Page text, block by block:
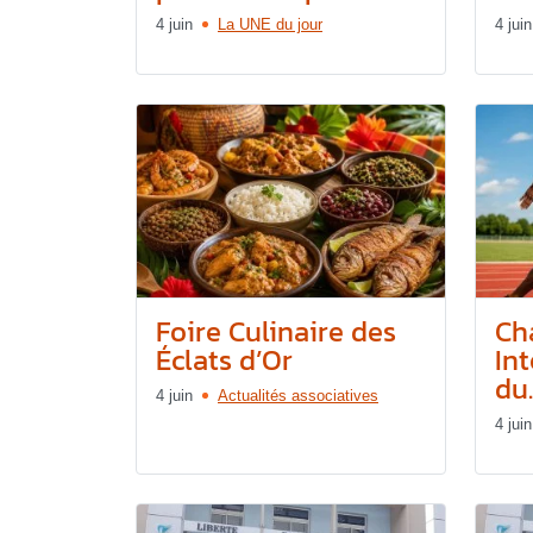
4 juin La UNE du jour 4 juin
Foire Culinaire des
Éclats d’Or
4 juin Actualités associatives
4 juin